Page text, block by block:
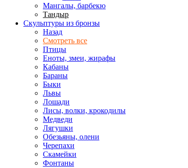
Мангалы, барбекю
Тандыр
Скульптуры из бронзы
Назад
Смотреть все
Птицы
Еноты, змеи, жирафы
Кабаны
Бараны
Быки
Львы
Лошади
Лисы, волки, крокодилы
Медведи
Лягушки
Обезьяны, олени
Черепахи
Скамейки
Фонтаны